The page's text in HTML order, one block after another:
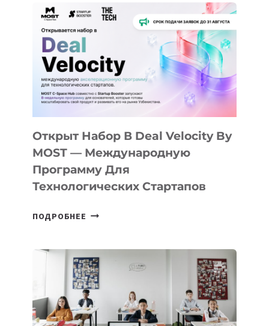
Открыт Набор В Deal Velocity By
MOST — Международную
Программу Для
Технологических Стартапов
ПОДРОБНЕЕ ОТКРЫТ
DEAL
VELOCITY
BY
MOST
—